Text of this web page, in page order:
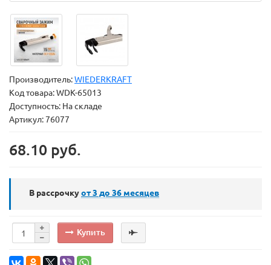
Производитель:WIEDERKRAFT
Код товара:WDK-65013
Доступность: На складе
Артикул: 76077
68.10 руб.
В рассрочкуот 3 до 36 месяцев
Купить